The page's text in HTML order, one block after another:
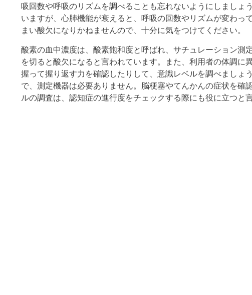
吸回数や呼吸のリズムを調べることも忘れないようにしまし
いますが、心肺機能が衰えると、呼吸の回数やリズムが変わ
まい酸欠になりかねませんので、十分に気をつけてください。
酸素の血中濃度は、酸素飽和度と呼ばれ、サチュレーション測
を切ると酸欠になると言われています。また、利用者の体調
握って握り返す力を確認したりして、意識レベルを調べまし
で、測定機器は必要ありません。脳梗塞やてんかんの症状を
ルの調査は、認知症の進行度をチェックする際にも役に立つと